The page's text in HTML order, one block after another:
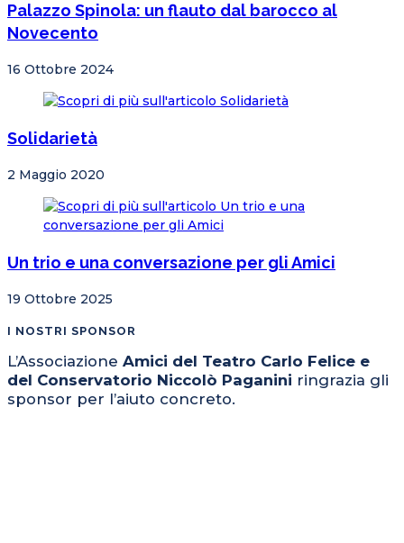
Palazzo Spinola: un flauto dal barocco al
Novecento
16 Ottobre 2024
Solidarietà
2 Maggio 2020
Un trio e una conversazione per gli Amici
19 Ottobre 2025
I NOSTRI SPONSOR
L’Associazione Amici del Teatro Carlo Felice e
del Conservatorio Niccolò Paganini ringrazia gli
sponsor per l’aiuto concreto.